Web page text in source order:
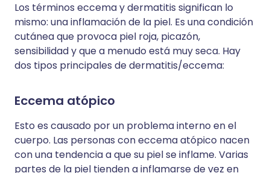
Los términos eccema y dermatitis significan lo
mismo: una inflamación de la piel. Es una condición
cutánea que provoca piel roja, picazón,
sensibilidad y que a menudo está muy seca. Hay
dos tipos principales de dermatitis/eccema:
Eccema atópico
Esto es causado por un problema interno en el
cuerpo. Las personas con eccema atópico nacen
con una tendencia a que su piel se inflame. Varias
partes de la piel tienden a inflamarse de vez en